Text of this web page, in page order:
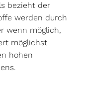
bezieht der
werden durch
wenn möglich,
möglichst
hohen